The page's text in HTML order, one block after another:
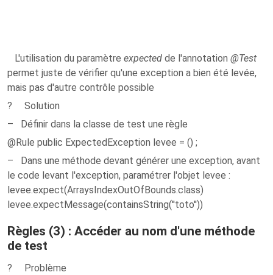
L'utilisation du paramètre expected de l'annotation @Test
permet juste de vérifier qu'une exception a bien été levée,
mais pas d'autre contrôle possible
? Solution
– Définir dans la classe de test une règle
@Rule public ExpectedException levee = () ;
– Dans une méthode devant générer une exception, avant
le code levant l'exception, paramétrer l'objet levee :
levee.expect(ArraysIndexOutOfBounds.class)
levee.expectMessage(containsString(''toto''))
Règles (3) : Accéder au nom d'une méthode
de test
? Problème